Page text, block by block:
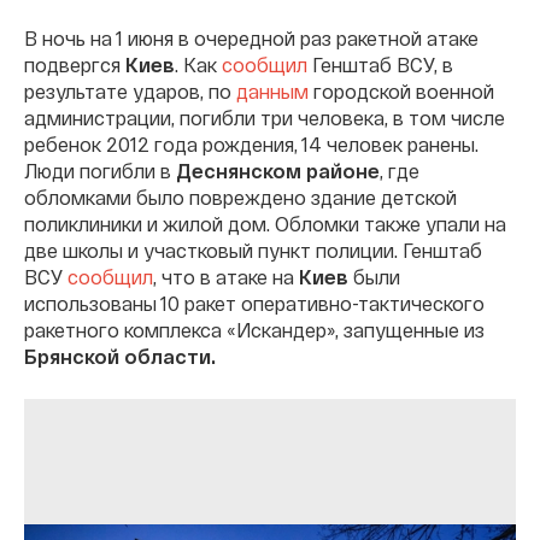
В ночь на 1 июня в очередной раз ракетной атаке
подвергся Киев. Как сообщил Генштаб ВСУ, в
результате ударов, по данным городской военной
администрации, погибли три человека, в том числе
ребенок 2012 года рождения, 14 человек ранены.
Люди погибли в Деснянском районе, где
обломками было повреждено здание детской
поликлиники и жилой дом. Обломки также упали на
две школы и участковый пункт полиции. Генштаб
ВСУ сообщил, что в атаке на Киев были
использованы 10 ракет оперативно-тактического
ракетного комплекса «Искандер», запущенные из
Брянской области.